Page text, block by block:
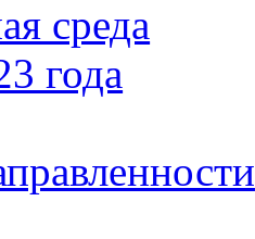
среда
года